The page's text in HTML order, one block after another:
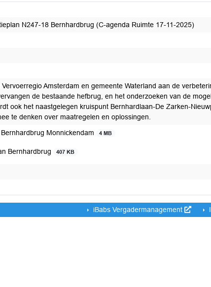
N247-18 Bernhardbrug (C-agenda Ruimte 17-11-2025)
Amsterdam en gemeente Waterland aan de
de bestaande hefbrug, en het onderzoeken van de
ook het naastgelegen kruispunt Bernhardlaan-De Zarken-
te denken over maatregelen en oplossingen.
Monnickendam 4 MB
Bernhardbrug 407 KB
iBabs Vergadermanagement